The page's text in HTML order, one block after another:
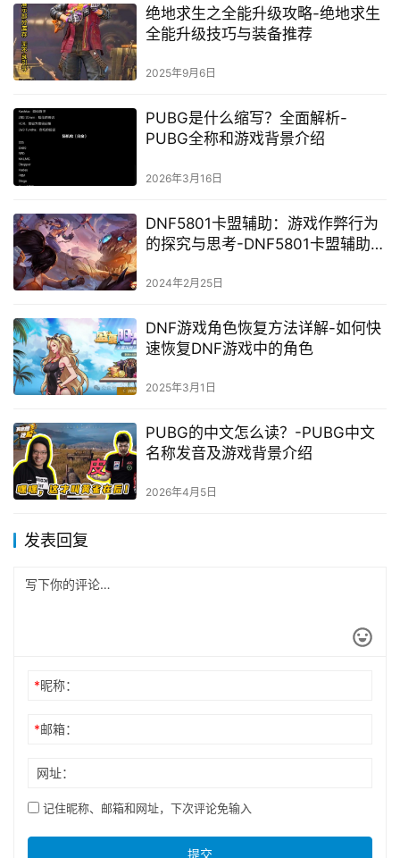
绝地求生之全能升级攻略-绝地求生
全能升级技巧与装备推荐
2025年9月6日
PUBG是什么缩写？全面解析-
PUBG全称和游戏背景介绍
2026年3月16日
DNF5801卡盟辅助：游戏作弊行为
的探究与思考-DNF5801卡盟辅助：
星？
2024年2月25日
DNF游戏角色恢复方法详解-如何快
速恢复DNF游戏中的角色
2025年3月1日
PUBG的中文怎么读？-PUBG中文
名称发音及游戏背景介绍
2026年4月5日
发表回复
*昵称：
*邮箱：
网址：
记住昵称、邮箱和网址，下次评论免输入
提交